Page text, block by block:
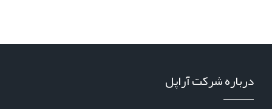
درباره شرکت آراپل